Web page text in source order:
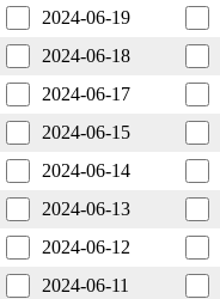
2024-06-19
2024-06-18
2024-06-17
2024-06-15
2024-06-14
2024-06-13
2024-06-12
2024-06-11